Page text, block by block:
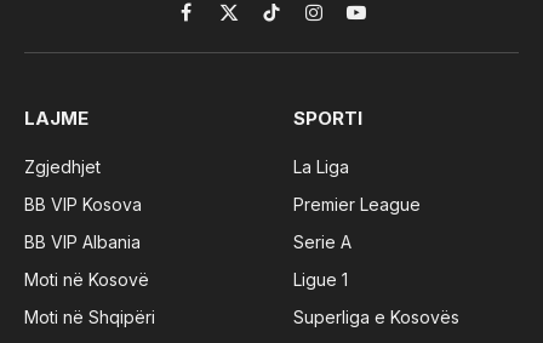
Facebook
X
(Twitter)
TikTokInstagramYouTube
LAJME
Zgjedhjet
BB VIP Kosova
BB VIP Albania
Moti në Kosovë
Moti në Shqipëri
SPORTI
La Liga
Premier League
Serie A
Ligue 1
Superliga e Kosovës